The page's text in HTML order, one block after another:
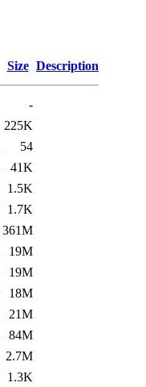
Size Description
-
225K
54
41K
1.5K
1.7K
361M
19M
19M
18M
21M
84M
2.7M
1.3K